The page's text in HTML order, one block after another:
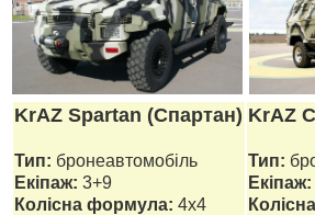
KrAZ Spartan (Спартан)
Тип: бронеавтомобіль
Екіпаж: 3+9
Колісна формула: 4х4
KrAZ
Тип:
Екіпаж: